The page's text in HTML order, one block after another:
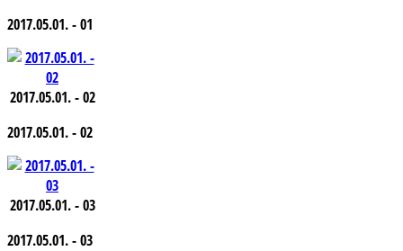
2017.05.01. - 01
2017.05.01. - 02
2017.05.01. - 02
2017.05.01. - 03
2017.05.01. - 03